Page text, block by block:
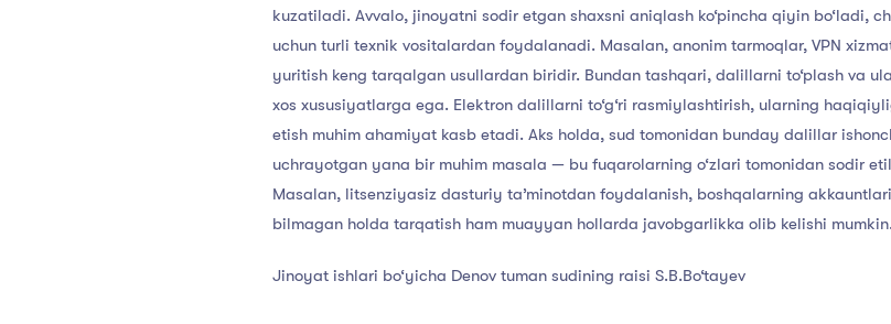
kuzatiladi. Avvalo, jinoyatni sodir etgan shaxsni aniqlash ko‘pincha qiyin bo‘ladi,
uchun turli texnik vositalardan foydalanadi. Masalan, anonim tarmoqlar, VPN
yuritish keng tarqalgan usullardan biridir. Bundan tashqari, dalillarni to‘plash va
xos xususiyatlarga ega. Elektron dalillarni to‘g‘ri rasmiylashtirish, ularning
etish muhim ahamiyat kasb etadi. Aks holda, sud tomonidan bunday dalillar
uchrayotgan yana bir muhim masala — bu fuqarolarning o‘zlari tomonidan sodir
Masalan, litsenziyasiz dasturiy ta’minotdan foydalanish, boshqalarning
bilmagan holda tarqatish ham muayyan hollarda javobgarlikka olib kelishi mumkin.
Jinoyat ishlari bo‘yicha Denov tuman sudining raisi S.B.Bo‘tayev